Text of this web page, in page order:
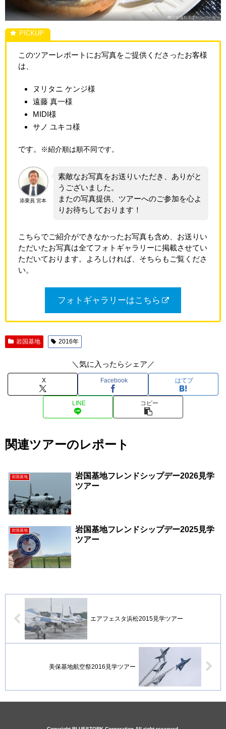
肉汁が溢れ出すハンバーガー
このツアーレポートにお写真をご提供くださったお客様
は、
ヌリタニ ケンジ様
遠藤 真一様
MIDI様
サノ ユキコ様
です。 ※紹介順は順不同です。
添乗員 宮本
素敵なお写真をお送りいただき、ありがと
うございました。
またの写真提供、ツアーへのご参加を心よ
りお待ちしております！
こちらでご紹介ができなかったお写真も含め、お送りい
ただいたお写真は全てフォトギャラリーに掲載させてい
ただいております。よろしければ、そちらもご覧くださ
い。
フォトギャラリーはこちら
岩国基地 2016年
＼気に入ったらシェア／
X Facebook はてブ
LINE コピー
関連ツアーのレポート
岩国基地
岩国基地フレンドシップデー2026見学
ツアー
岩国基地
岩国基地フレンドシップデー2025見学
ツアー
エアフェスタ浜松2015見学ツアー
美保基地航空祭2016見学ツアー